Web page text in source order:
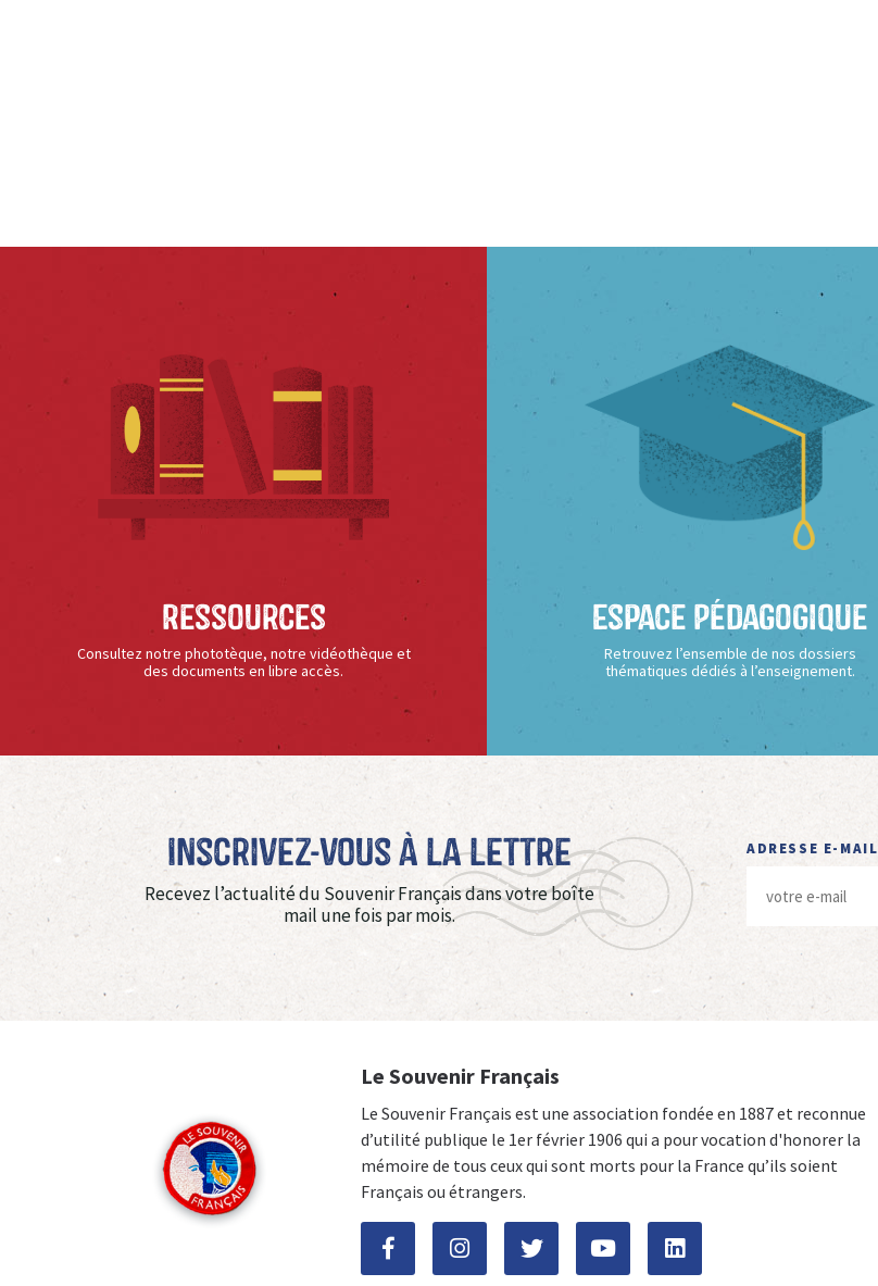
Ressources
Consultez notre phototèque, notre vidéothèque et
des documents en libre accès.
Espace Pédagogique
Retrouvez l’ensemble de nos dossiers
thématiques dédiés à l’enseignement.
Inscrivez-vous à La Lettre
Recevez l’actualité du Souvenir Français dans votre boîte
mail une fois par mois.
ADRESSE E-MAIL
Le Souvenir Français
Le Souvenir Français est une association fondée en 1887 et reconnue
d’utilité publique le 1er février 1906 qui a pour vocation d'honorer la
mémoire de tous ceux qui sont morts pour la France qu’ils soient
Français ou étrangers.